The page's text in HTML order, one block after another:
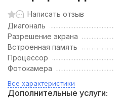
Написать отзыв
Диагональ
Разрешение экрана
Встроенная память
Процессор
Фотокамера
Все характеристики
Дополнительные услуги: